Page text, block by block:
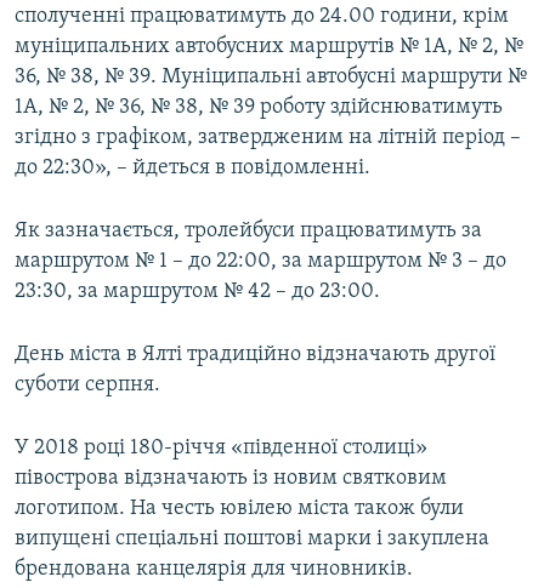
сполученні працюватимуть до 24.00 години, крім
муніципальних автобусних маршрутів № 1А, № 2, №
36, № 38, № 39. Муніципальні автобусні маршрути №
1А, № 2, № 36, № 38, № 39 роботу здійснюватимуть
згідно з графіком, затвердженим на літній період –
до 22:30», – йдеться в повідомленні.
Як зазначається, тролейбуси працюватимуть за
маршрутом № 1 – до 22:00, за маршрутом № 3 – до
23:30, за маршрутом № 42 – до 23:00.
День міста в Ялті традиційно відзначають другої
суботи серпня.
У 2018 році 180-річчя «південної столиці»
півострова відзначають із новим святковим
логотипом. На честь ювілею міста також були
випущені спеціальні поштові марки і закуплена
брендована канцелярія для чиновників.